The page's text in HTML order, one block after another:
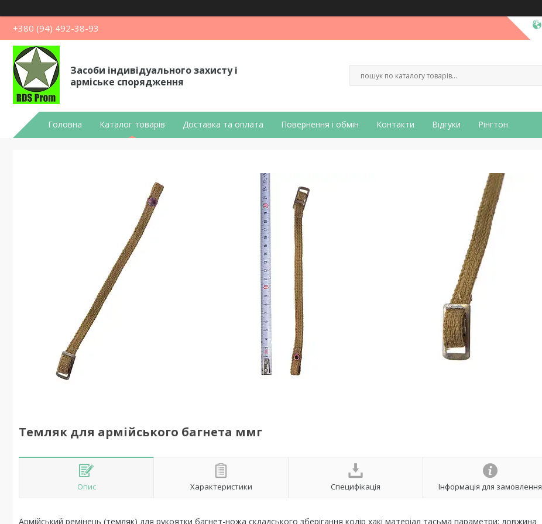
+380 (94) 492-38-93
Засоби індивідуального захисту і
арміське спорядження
Головна Каталог товарів Доставка та оплата Повернення і обмін Контакти Відгуки Рінгтон
Темляк для армійського багнета ммг
Опис Характеристики Специфікація Інформація для замовлення
Армійський ремінець (темляк) для рукоятки багнет-ножа складського зберігання колір хакі матеріал тасьма параметри; довжина